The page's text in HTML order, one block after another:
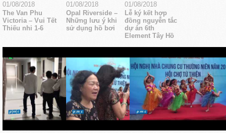
01/08/2018
The Van Phu
Victoria – Vui Tết
Thiếu nhi 1-6
01/08/2018
Opal Riverside –
Những lưu ý khi
sử dụng hồ bơi
01/08/2018
Lễ ký kết hợp
đồng nguyễn tắc
dự án 6th
Element Tây Hồ